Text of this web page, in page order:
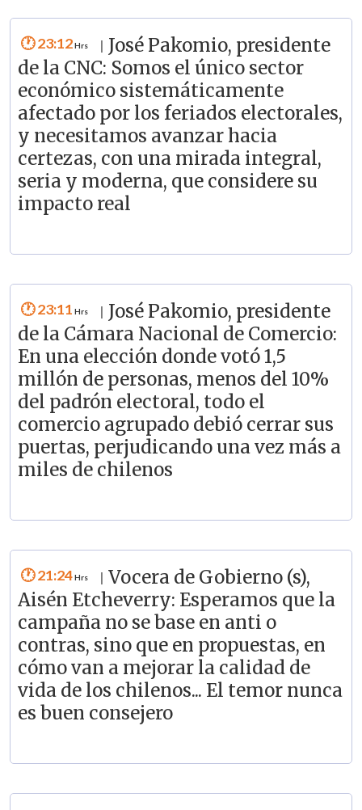
23:12
José Pakomio, presidente
de la CNC: Somos el único sector
económico sistemáticamente
afectado por los feriados electorales,
y necesitamos avanzar hacia
certezas, con una mirada integral,
seria y moderna, que considere su
impacto real
23:11
José Pakomio, presidente
de la Cámara Nacional de Comercio:
En una elección donde votó 1,5
millón de personas, menos del 10%
del padrón electoral, todo el
comercio agrupado debió cerrar sus
puertas, perjudicando una vez más a
miles de chilenos
21:24
Vocera de Gobierno (s),
Aisén Etcheverry: Esperamos que la
campaña no se base en anti o
contras, sino que en propuestas, en
cómo van a mejorar la calidad de
vida de los chilenos... El temor nunca
es buen consejero